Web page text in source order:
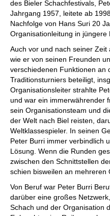
des Bieler Schachfestivals,
Jahrgang 1957, leitete ab
Nachfolge von Hans Suri 20
Organisationleitung in jüngere
Auch vor und nach seiner Zeit
wie er von seinen Freunden
verschiedenen Funktionen an
Traditionsturniers beteiligt,
Organisationsleiter strahlte
und war ein immerwährender
sein Organisationsteam und
der Welt nach Biel reisten,
Weltklassespieler. In seinen
Peter Burri immer verbindlich
Lösung. Wenn die Runden
zwischen den Schnittstellen
schien bisweilen an mehreren
Von Beruf war Peter Burri
darüber eine großes
Schach und der Organisation